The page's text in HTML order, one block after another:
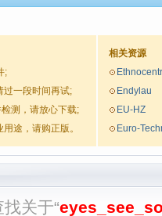
;
过一段时间再试;
测，请放心下载;
途，请购正版。
相关资源
Endylau
EU-HZ
Euro-
找关于“